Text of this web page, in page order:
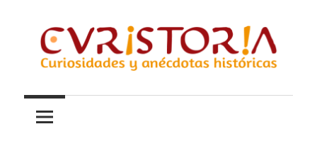
contenido
Curistoria
y
anécdotas